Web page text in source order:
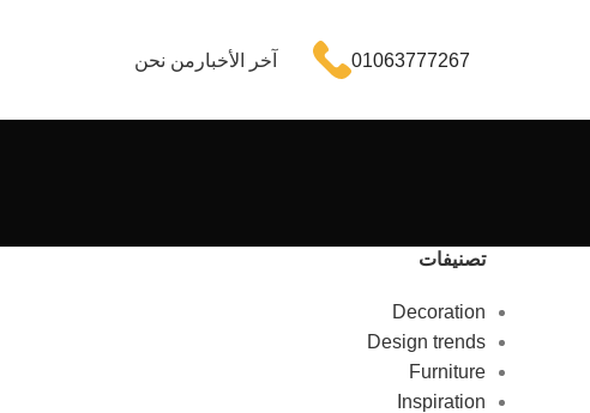
01063777267 آخر الأخبار من نحن
تصنيفات
Decoration
Design trends
Furniture
Inspiration